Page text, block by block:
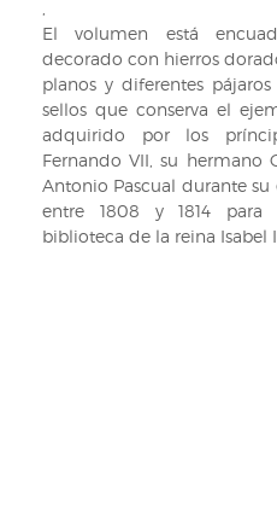
Gaëtan
Desmarest
ilustrada
por
Jacques
Barraband
(RB
VIII-
2139).
la
edición
Histoire
naturelle
des
Tangaras,
des
Manakins
et
des
El volumen está
decorado con hierros
planos y diferentes
sellos que conserva el
adquirido por los
Fernando VII, su hermano
Antonio Pascual durante su
entre 1808 y 1814 para
biblioteca de la reina Isabel